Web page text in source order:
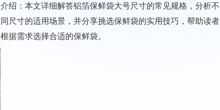
介绍： 本文详细解答铝箔保鲜袋大号尺寸的常见规格，分析不
同尺寸的适用场景，并分享挑选保鲜袋的实用技巧，帮助读者
根据需求选择合适的保鲜袋。